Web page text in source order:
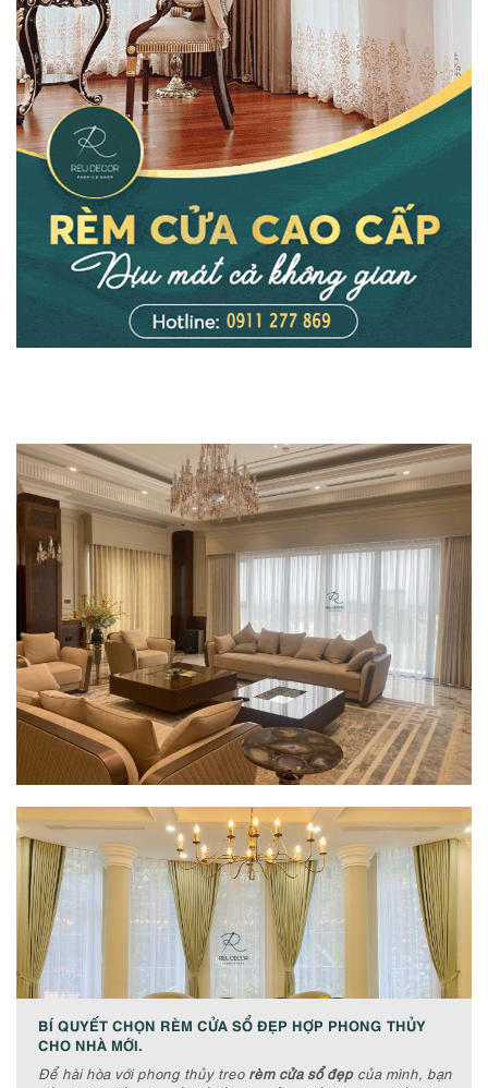
BÍ QUYẾT CHỌN RÈM CỬA SỔ ĐẸP HỢP PHONG THỦY
CHO NHÀ MỚI.
Để hài hòa với phong thủy treo rèm cửa sổ đẹpcủa mình, bạn